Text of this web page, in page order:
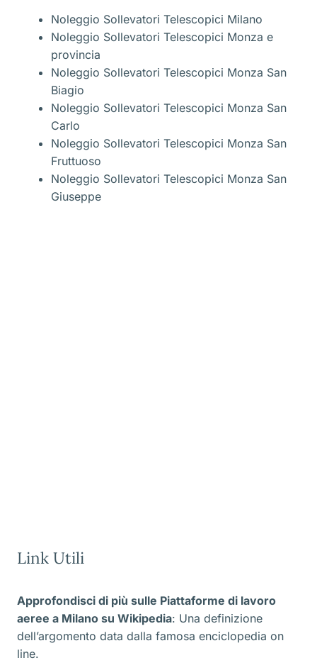
Noleggio Sollevatori Telescopici Milano
Noleggio Sollevatori Telescopici Monza e
provincia
Noleggio Sollevatori Telescopici Monza San
Biagio
Noleggio Sollevatori Telescopici Monza San
Carlo
Noleggio Sollevatori Telescopici Monza San
Fruttuoso
Noleggio Sollevatori Telescopici Monza San
Giuseppe
Link Utili
Approfondisci di più sulle Piattaforme di lavoro
aeree a Milano su Wikipedia: Una definizione
dell’argomento data dalla famosa enciclopedia on
line.